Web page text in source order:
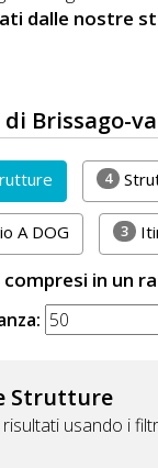
dalle nostre
Brissago-
4
A DOG 3
in un
Strutture
usando i